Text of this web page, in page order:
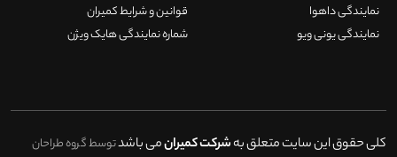
نمایندگی داهوا
نمایندگی یونی ویو
قوانین و شرایط کمیران
شماره نمایندگی هایک ویژن
کلی حقوق این سایت متعلق بهشرکت کمیرانمی باشدتوسط گروه طراحان